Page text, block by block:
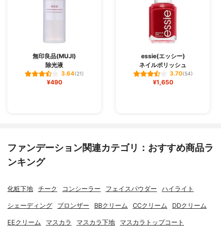
無印良品(MUJI)
除光液
3.64(21)
¥490
essie(エッシー)
ネイルポリッシュ
3.70(54)
¥1,650
ファンデーション関連カテゴリ：おすすめ商品ラ
ンキング
化粧下地 チーク コンシーラー フェイスパウダー ハイライト
シェーディング ブロンザー BBクリーム CCクリーム DDクリーム
EEクリーム マスカラ マスカラ下地 マスカラトップコート